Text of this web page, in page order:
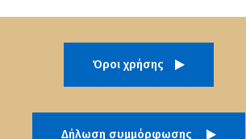
Όροι χρήσης
Δήλωση συμμόρφωσης